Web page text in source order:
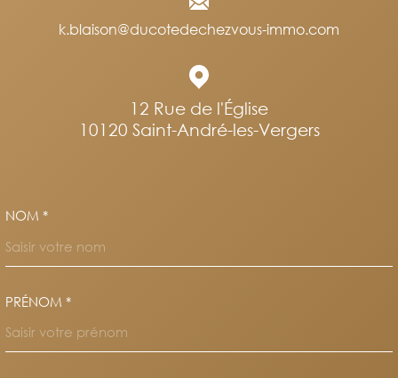
k.blaison@ducotedechezvous-immo.com
12 Rue de l'Église
10120
Saint-André-les-Vergers
NOM *
PRÉNOM *